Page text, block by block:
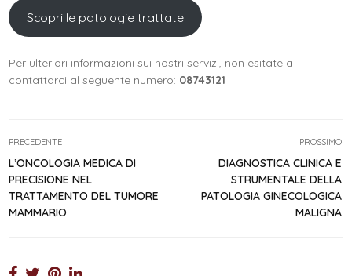
Scopri le patologie trattate
Per ulteriori informazioni sui nostri servizi, non esitate a
contattarci al seguente numero: 08743121
PRECEDENTE
L’ONCOLOGIA MEDICA DI
PRECISIONE NEL
TRATTAMENTO DEL TUMORE
MAMMARIO
PROSSIMO
DIAGNOSTICA CLINICA E
STRUMENTALE DELLA
PATOLOGIA GINECOLOGICA
MALIGNA